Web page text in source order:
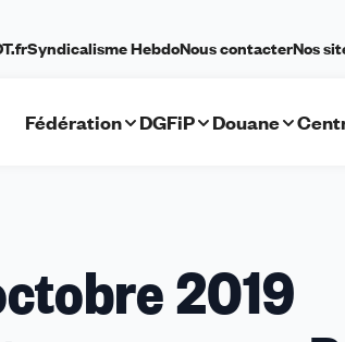
Syndicalisme HebdoNous contacterNos
Fédération DGFiP Douane
2019